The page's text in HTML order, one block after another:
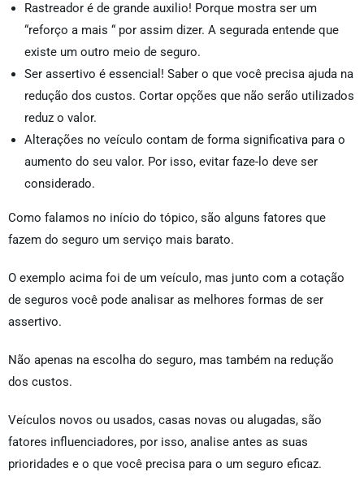
Rastreador é de grande auxilio! Porque mostra ser um
“reforço a mais “ por assim dizer. A segurada entende que
existe um outro meio de seguro.
Ser assertivo é essencial! Saber o que você precisa ajuda na
redução dos custos. Cortar opções que não serão utilizados
reduz o valor.
Alterações no veículo contam de forma significativa para o
aumento do seu valor. Por isso, evitar faze-lo deve ser
considerado.
Como falamos no início do tópico, são alguns fatores que
fazem do seguro um serviço mais barato.
O exemplo acima foi de um veículo, mas junto com a cotação
de seguros você pode analisar as melhores formas de ser
assertivo.
Não apenas na escolha do seguro, mas também na redução
dos custos.
Veículos novos ou usados, casas novas ou alugadas, são
fatores influenciadores, por isso, analise antes as suas
prioridades e o que você precisa para o um seguro eficaz.